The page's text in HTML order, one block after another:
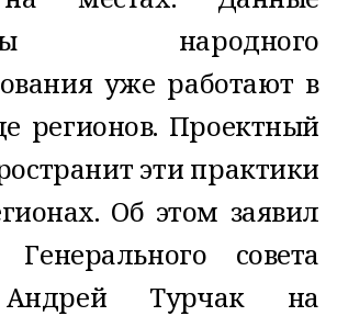
народного
уже работают в
регионов. Проектный
эти практики
Об этом заявил
Генерального совета
Турчак на